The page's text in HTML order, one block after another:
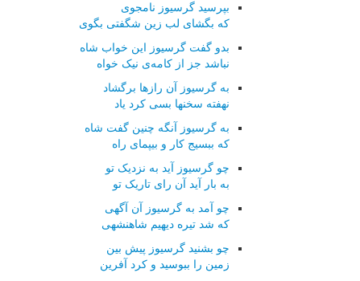
بپرسید گرسیوز نامجوی
که بگشای لب زین شگفتی بگوی
بدو گفت گرسیوز این خواب شاه
نباشد جز از کامه‌ی نیک خواه
به گرسیوز آن رازها برگشاد
نهفته سخنها بسی کرد یاد
به گرسیوز آنگه چنین گفت شاه
که ببسیج کار و بیپمای راه
چو گرسیوز آید به نزدیک تو
به بار آید آن رای تاریک تو
چو آمد به گرسیوز آن آگهی
که شد تیره دیهیم شاهنشهی
چو بشنید گرسیوز پیش بین
زمین را ببوسید و کرد آفرین